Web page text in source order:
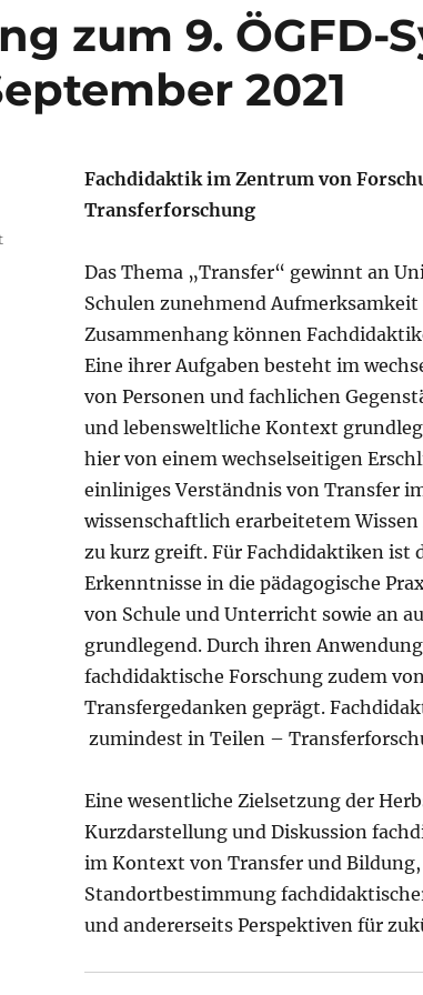
zum 9. ÖGFD-
2021
Fachdidaktik im Zentrum von
Transferforschung
Das Thema „Transfer“ gewinnt an
Schulen zunehmend
Zusammenhang können
Eine ihrer Aufgaben besteht im
von Personen und fachlichen
und lebensweltliche Kontext
hier von einem wechselseitigen
einliniges Verständnis von Transfer
wissenschaftlich erarbeitetem
zu kurz greift. Für Fachdidaktiken ist
Erkenntnisse in die pädagogische
von Schule und Unterricht sowie an
grundlegend. Durch ihren
fachdidaktische Forschung zudem
Transfergedanken geprägt.
zumindest in Teilen –
Eine wesentliche Zielsetzung der
Kurzdarstellung und Diskussion
im Kontext von Transfer und
Standortbestimmung
und andererseits Perspektiven für